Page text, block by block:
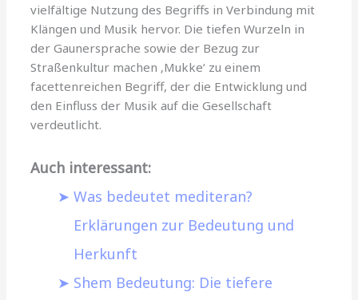
vielfältige Nutzung des Begriffs in Verbindung mit
Klängen und Musik hervor. Die tiefen Wurzeln in
der Gaunersprache sowie der Bezug zur
Straßenkultur machen ‚Mukke‘ zu einem
facettenreichen Begriff, der die Entwicklung und
den Einfluss der Musik auf die Gesellschaft
verdeutlicht.
Auch interessant:
Was bedeutet mediteran?
Erklärungen zur Bedeutung und
Herkunft
Shem Bedeutung: Die tiefere